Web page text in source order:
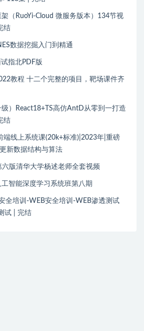
（RuoYi-Cloud 微服务版本）134节视
结
数据挖掘入门到精通
指北PDF版
教程 十二个完整的项目，靶场课件齐
级）React18+TS高仿AntD从零到一打造
结
端线上系统课(20k+标准)|2023年|重磅
新数据结构与算法
六版清华大学杨述老师全套视频
智能深度学习系统班第八期
全培训-WEB安全培训-WEB渗透测试
试 | 完结